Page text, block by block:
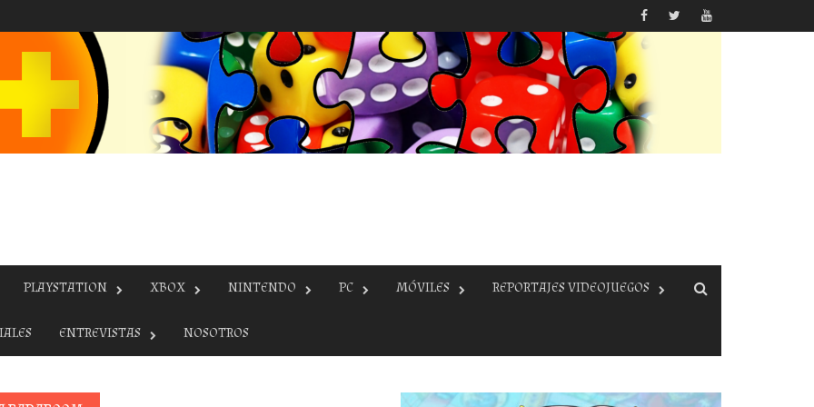
PLAYSTATION XBOX NINTENDO PC MÓVILES REPORTAJES VIDEOJUEGOS
ENTREVISTAS NOSOTROS